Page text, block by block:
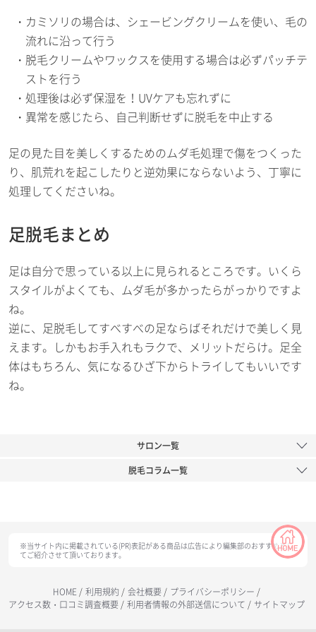
カミソリの場合は、シェービングクリームを使い、毛の
流れに沿って行う
脱毛クリームやワックスを使用する場合は必ずパッチテ
ストを行う
処理後は必ず保湿を！UVケアも忘れずに
異常を感じたら、自己判断せずに脱毛を中止する
足の見た目を美しくするためのムダ毛処理で傷をつくった
り、肌荒れを起こしたりと逆効果にならないよう、丁寧に
処理してくださいね。
足脱毛まとめ
足は自分で思っている以上に見られるところです。いくら
スタイルがよくても、ムダ毛が多かったらがっかりですよ
ね。
逆に、足脱毛してすべすべの足ならばそれだけで美しく見
えます。しかもお手入れもラクで、メリットだらけ。足全
体はもちろん、気になるひざ下からトライしてもいいです
ね。
サロン一覧
脱毛コラム一覧
※当サイト内に掲載されている(PR)表記がある商品は広告により編集部のおすすめとし
てご紹介させて頂いております。
HOME / 利用規約 / 会社概要 / プライバシーポリシー /
アクセス数・口コミ調査概要 / 利用者情報の外部送信について / サイトマップ